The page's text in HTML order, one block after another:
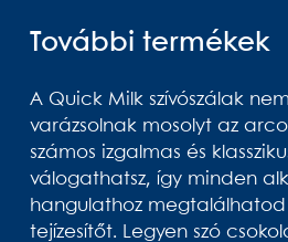
További termékek
A Quick Milk szívószálak
varázsolnak mosolyt az
számos izgalmas és
válogathatsz, így minden
hangulathoz
tejízesítőt. Legyen szó